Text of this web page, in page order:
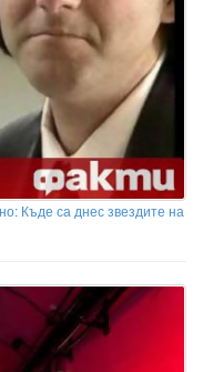
Къде са днес звездите на